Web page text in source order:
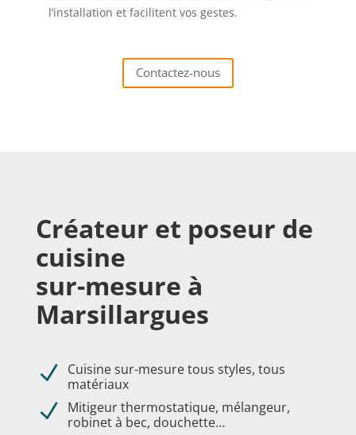
l’installation et facilitent vos gestes.
Contactez-nous
Créateur et poseur de
cuisine
sur-mesure à
Marsillargues
N Cuisine sur-mesure tous styles, tous
matériaux
N Mitigeur thermostatique, mélangeur,
robinet à bec, douchette…